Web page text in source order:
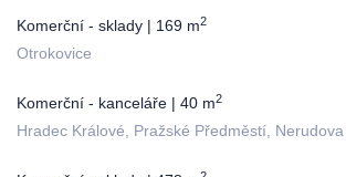
Komerční - sklady | 169 m2
Otrokovice
Komerční - kanceláře | 40 m2
Hradec Králové, Pražské Předměstí, Nerudova